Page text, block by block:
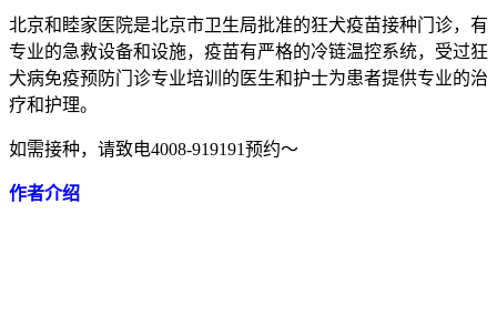
北京和睦家医院是北京市卫生局批准的狂犬疫苗接种门诊，有
专业的急救设备和设施，疫苗有严格的冷链温控系统，受过狂
犬病免疫预防门诊专业培训的医生和护士为患者提供专业的治
疗和护理。
如需接种，请致电4008-919191预约～
作者介绍